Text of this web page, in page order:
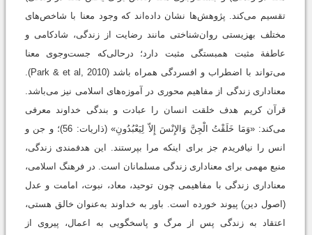
تقسیم می‌کند. پژوهش‌ها نشان داده‌اند که وجود معنا با شاخص‌های
مختلف بهزیستی روان‌شناختی مانند رضایت از زندگی، شادکامی و
عاطفة مثبت همبستگی مثبت دارد؛ درحالی‌که جست‌وجوی معنا
می‌تواند با اضطراب و افسردگی همراه باشد (Park & et al, 2010).
معناداری زندگی از مفاهیم محوری در آموزه‌های اسلامی نیز می‌باشد.
قرآن کریم هدف خلقت انسان را عبادت و بندگی خداوند معرفی
می‌کند: «وَمَا خَلَقْتُ الْجِنَّ وَالإِنْسَ إِلاّ لِيَعْبُدُونِ» (ذاریات: 56)؛ و جن و
انس را نیافریدم جز برای اینکه مرا بپرستند. این هدفمندی زندگی،
منبع مهمی برای معناداری زندگی مسلمانان است. در فرهنگ اسلامی،
معناداری زندگی با مفاهیمی چون توحید، معاد، نبوت، امامت و عدل
(اصول دین) پیوند خورده است. باور به خداوند به‌عنوان خالق هستی،
اعتقاد به زندگی پس از مرگ و پاسخگویی به اعمال، پیروی از